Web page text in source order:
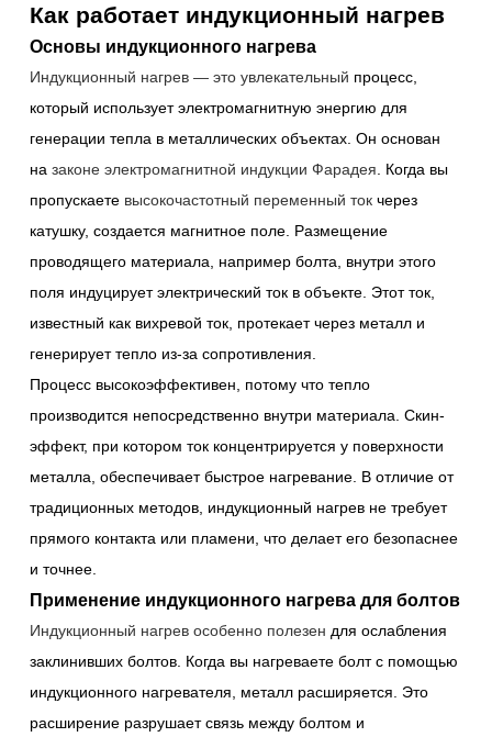
Как работает индукционный нагрев
Основы индукционного нагрева
Индукционный нагрев — это увлекательный процесс,
который использует электромагнитную энергию для
генерации тепла в металлических объектах. Он основан
назаконе электромагнитной индукции Фарадея . Когда вы
пропускаете высокочастотный переменный ток через
катушку, создается магнитное поле. Размещение
проводящего материала, например болта, внутри этого
поля индуцирует электрический ток в объекте. Этот ток,
известный как вихревой ток, протекает через металл и
генерирует тепло из-за сопротивления.
Процесс высокоэффективен, потому что тепло
производится непосредственно внутри материала. Скин-
эффект, при котором ток концентрируется у поверхности
металла, обеспечивает быстрое нагревание. В отличие от
традиционных методов, индукционный нагрев не требует
прямого контакта или пламени, что делает его безопаснее
и точнее.
Применение индукционного нагрева для болтов
Индукционный нагрев особенно полезен для ослабления
заклинивших болтов. Когда вы нагреваете болт с помощью
индукционного нагревателя, металл расширяется. Это
расширение разрушает связь между болтом и